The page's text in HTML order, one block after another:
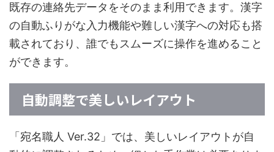
既存の連絡先データをそのまま利用できます。漢字
の自動ふりがな入力機能や難しい漢字への対応も搭
載されており、誰でもスムーズに操作を進めること
ができます。
自動調整で美しいレイアウト
「宛名職人 Ver.32」では、美しいレイアウトが自